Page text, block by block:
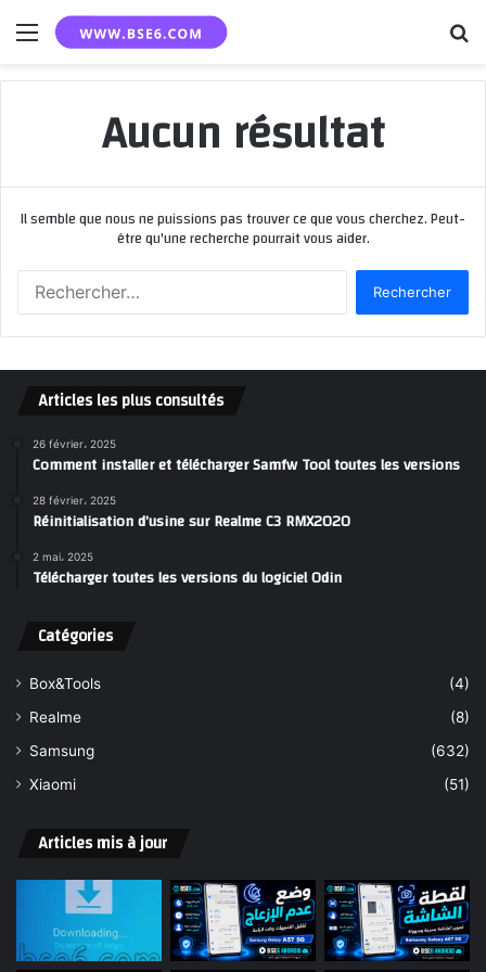
Menu
Aucun résultat
Il semble que nous ne puissions pas trouver ce que vous cherchez. Peut-
être qu'une recherche pourrait vous aider.
e
e
:
Articles les plus consultés
26 février، 2025
Comment installer et télécharger Samfw Tool toutes les versions
28 février، 2025
Réinitialisation d’usine sur Realme C3 RMX2020
2 mai، 2025
Télécharger toutes les versions du logiciel Odin
Catégories
Box&Tools
(4)
Realme
(8)
Samsung
(632)
Xiaomi
(51)
Articles mis à jour